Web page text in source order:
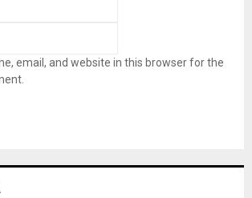
email, and website in this browser for the